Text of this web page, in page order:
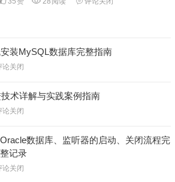
装MySQL数据库完整指南
关闭
术详解与实践案例指南
关闭
Oracle数据库、监听器的启动、关闭流程完
整记录
关闭